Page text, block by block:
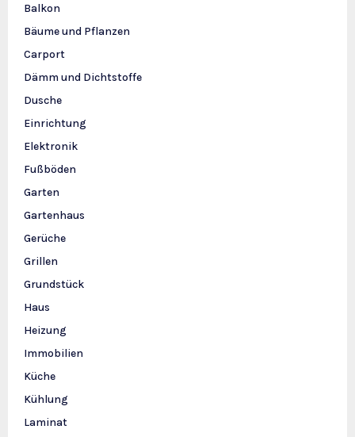
Balkon
Bäume und Pflanzen
Carport
Dämm und Dichtstoffe
Dusche
Einrichtung
Elektronik
Fußböden
Garten
Gartenhaus
Gerüche
Grillen
Grundstück
Haus
Heizung
Immobilien
Küche
Kühlung
Laminat